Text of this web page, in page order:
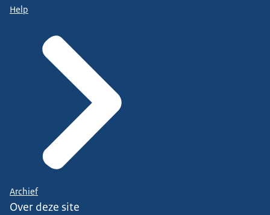
Help
Archief
Over deze site